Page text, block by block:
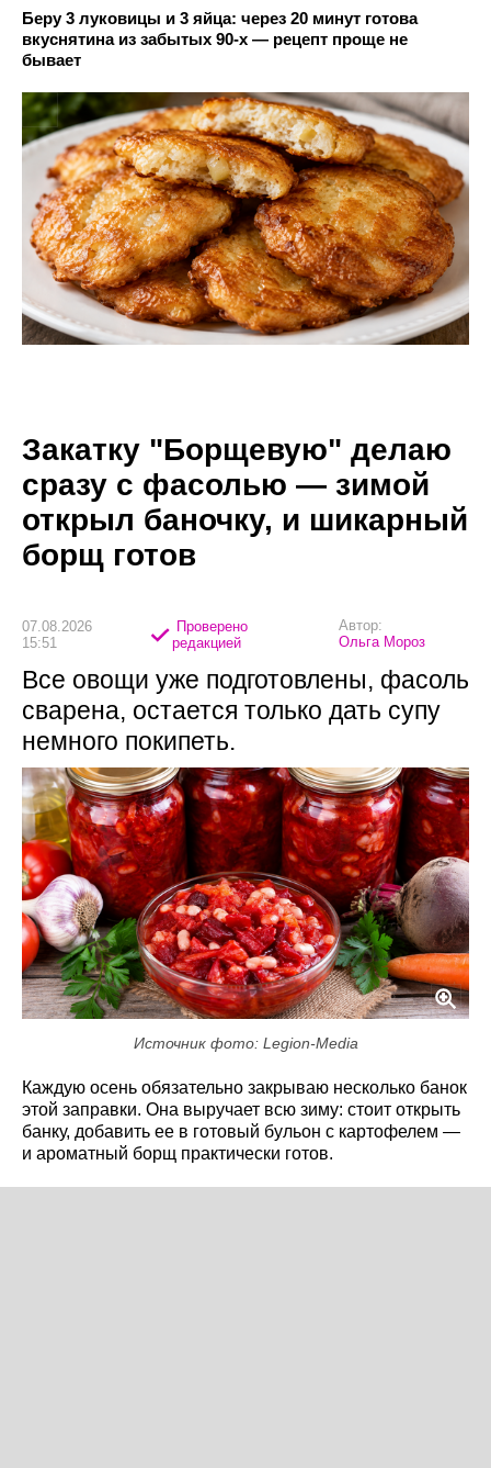
Беру 3 луковицы и 3 яйца: через 20 минут готова
вкуснятина из забытых 90-х — рецепт проще не
бывает
Закатку "Борщевую" делаю
сразу с фасолью — зимой
открыл баночку, и шикарный
борщ готов
07.08.2026
15:51
Проверено
редакцией
Автор:
Ольга Мороз
Все овощи уже подготовлены, фасоль
сварена, остается только дать супу
немного покипеть.
Источник фото: Legion-Media
Каждую осень обязательно закрываю несколько банок
этой заправки. Она выручает всю зиму: стоит открыть
банку, добавить ее в готовый бульон с картофелем —
и ароматный борщ практически готов.